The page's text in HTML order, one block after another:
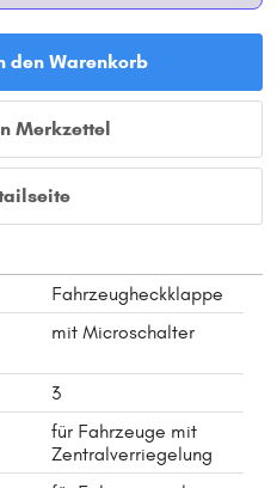
den Warenkorb
Merkzettel
Fahrzeugheckklappe
mit Microschalter
3
für Fahrzeuge mit
Zentralverriegelung